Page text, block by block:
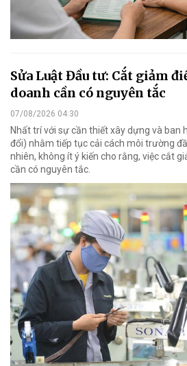
Sửa Luật Đầu tư: Cắt giảm
doanh cần có nguyên tắc
07/08/2026 04:30
Nhất trí với sự cần thiết xây dựng và ban
đổi) nhằm tiếp tục cải cách môi trường
nhiên, không ít ý kiến cho rằng, việc cắt
cần có nguyên tắc.